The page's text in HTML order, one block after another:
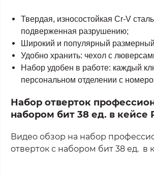
Твердая, износостойкая Cr-V
подверженная разрушению;
Широкий и популярный
Удобно хранить: чехол с
Набор удобен в работе: каждый
персональном отделении с
Набор отверток
набором бит 38 ед. в кейсе
Видео обзор на набор
отверток с набором бит 38 ед. в